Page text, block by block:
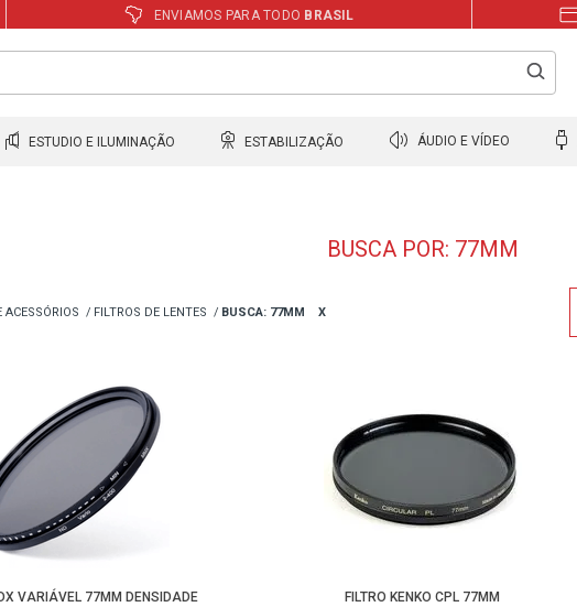
ENVIAMOS PARA TODO BRASIL
ESTUDIO E ILUMINAÇÃO ESTABILIZAÇÃO ÁUDIO E VÍDEO
BUSCA POR: 77MM
ACESSÓRIOS FILTROS DE LENTES BUSCA: 77MM X
VARIÁVEL 77MM DENSIDADE
FILTRO KENKO CPL 77MM